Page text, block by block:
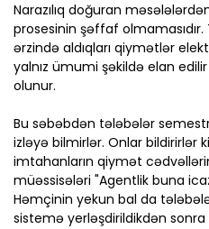
Narazılıq doğuran
prosesinin şəffaf
ərzində aldıqları qiymətlər
yalnız ümumi şəkildə elan
olunur.
Bu səbəbdən tələbələr
izləyə bilmirlər. Onlar bildirirlər
imtahanların qiymət
müəssisələri "Agentlik buna
Həmçinin yekun bal da
sistemə yerləşdirildikdən